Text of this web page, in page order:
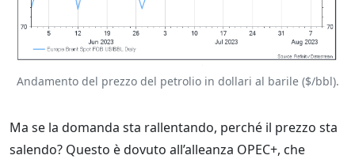
Andamento del prezzo del petrolio in dollari al barile ($/bbl).
Ma se la domanda sta rallentando, perché il prezzo sta
salendo? Questo è dovuto all’alleanza OPEC+, che